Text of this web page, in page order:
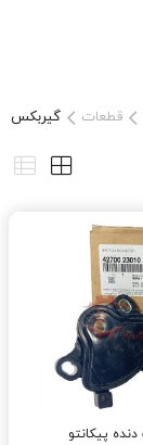
قطعات گیربکس
پیکانتو